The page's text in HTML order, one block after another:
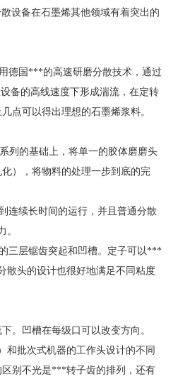
设备在石墨烯其他领域有着突出的
德国***的高速研磨分散技术，通过
备的高线速度下形成湍流，在定转
点可以得出理想的石墨烯浆料。
列的基础上，将单一的胶体磨磨头
），将物料的处理一步到底的完
连续长时间的运行，并且普通分散
三层锯齿突起和凹槽。定子可以***
散头的设计也很好地满足不同粘度
。凹槽在每级口可以改变方向。
批次式机器的工作头设计的不同
别不光是***转子齿的排列，还有